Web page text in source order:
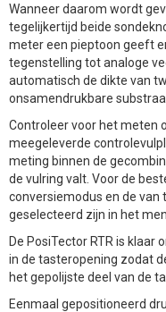
Wanneer daarom wordt
tegelijkertijd beide
meter een pieptoon geeft
tegenstelling tot analoge
automatisch de dikte van
onsamendrukbare
Controleer voor het meten
meegeleverde
meting binnen de
de vulring valt. Voor de
conversiemodus en de
geselecteerd zijn in het
De PosiTector RTR is klaar
in de tasteropening zodat
het gepolijste deel van de
Eenmaal gepositioneerd